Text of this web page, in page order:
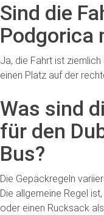
Sind die
Podgorica
Ja, die Fahrt ist
einen Platz auf der
Was sind
für den
Bus?
Die Gepäckregeln
Die allgemeine Regel
oder einen Rucksack